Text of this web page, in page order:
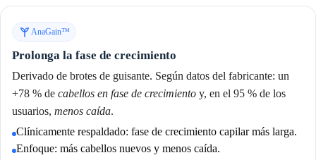
AnaGain™
Prolonga la fase de crecimiento
Derivado de brotes de guisante. Según datos del fabricante: un
+78 % de cabellos en fase de crecimiento y, en el 95 % de los
usuarios, menos caída.
Clínicamente respaldado: fase de crecimiento capilar más larga.
Enfoque: más cabellos nuevos y menos caída.